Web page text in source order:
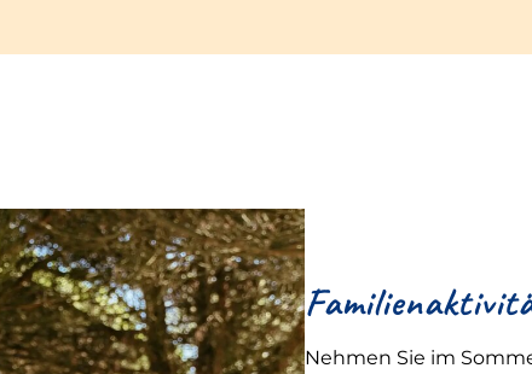
Nehmen Sie im